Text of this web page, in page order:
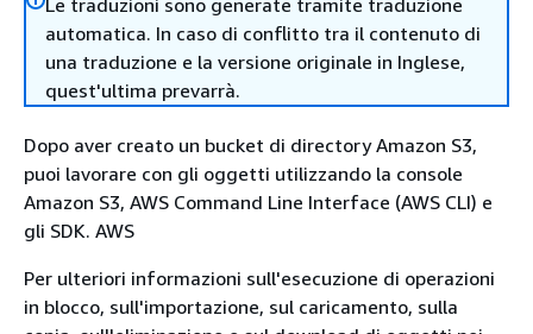
Le traduzioni sono generate tramite traduzione
automatica. In caso di conflitto tra il contenuto di
una traduzione e la versione originale in Inglese,
quest'ultima prevarrà.
Dopo aver creato un bucket di directory Amazon S3,
puoi lavorare con gli oggetti utilizzando la console
Amazon S3, AWS Command Line Interface (AWS CLI) e
gli SDK. AWS
Per ulteriori informazioni sull'esecuzione di operazioni
in blocco, sull'importazione, sul caricamento, sulla